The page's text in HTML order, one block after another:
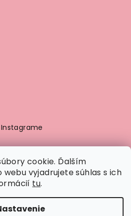
cookie. Ďalším
vyjadrujete súhlas s ich
tu.
platby